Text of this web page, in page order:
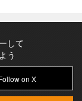
して
う
on X